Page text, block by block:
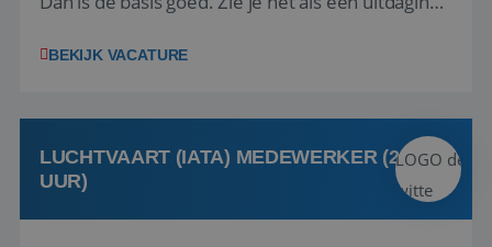
het samenstellen en boeken van de perfecte
deze onderdelen zijn nu samen gevoegd...
BEKIJK VACATURE
LUCHTVAART (IATA) MEDEWERKER (24-32
UUR)